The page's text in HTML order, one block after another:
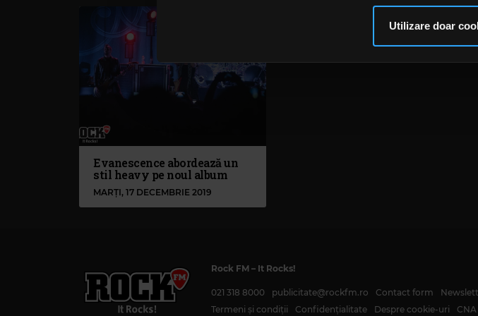
traficul. De asemenea, le oferim partenerilor de rețele
care folosiți site-ul nostru. Aceștia le pot combina cu alte
Utilizare doar
Evanescence abordează un
stil heavy pe noul album
MARȚI, 17 DECEMBRIE 2019
Rock FM– It Rocks!
021 318 8000 publicitate@rockfm.ro Contact form
Termeni și condiții
Confidențialitate Despre cookie-uri CNA